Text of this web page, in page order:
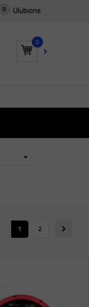
Ulubione
0
0
1
2